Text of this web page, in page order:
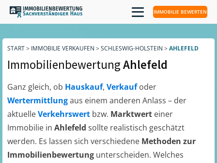
IMMOBILIE BEWERTEN
START> IMMOBILIE VERKAUFEN > SCHLESWIG-HOLSTEIN > AHLEFELD
ImmobilienbewertungAhlefeld
Ganz gleich, ob Hauskauf, Verkaufoder
Wertermittlungaus einem anderen Anlass – der
aktuelleVerkehrswert bzw. Marktwert einer
Immobilie in Ahlefeld sollte realistisch geschätzt
werden. Es lassen sich verschiedene Methoden zur
Immobilienbewertung unterscheiden. Welches